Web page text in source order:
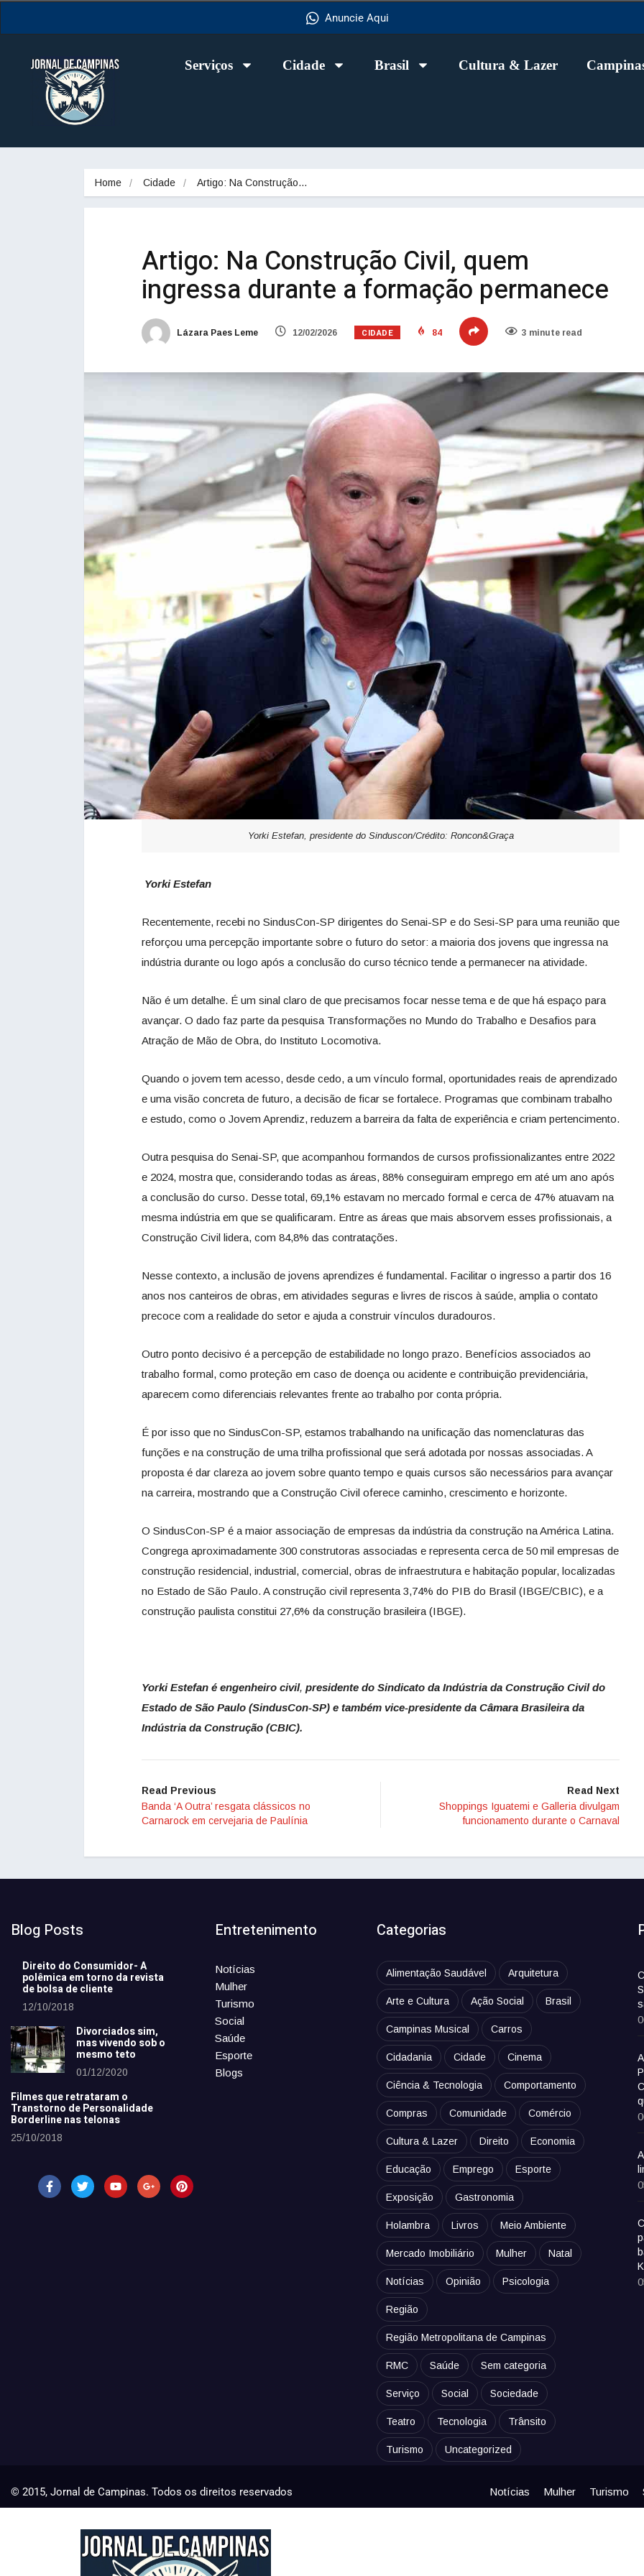
Anuncie Aqui
Serviços Cidade Brasil Cultura & Lazer
Home Cidade Artigo: Na Construção…
Artigo: Na Construção Civil, quem
ingressa durante a formação permanece
Lázara Paes Leme 12/02/2026 CIDADE 84 3 minute read
Yorki Estefan, presidente do Sinduscon/Crédito: Roncon&Graça
Yorki Estefan
Recentemente, recebi no SindusCon-SP dirigentes do Senai-SP e do Sesi-SP para uma reunião que
reforçou uma percepção importante sobre o futuro do setor: a maioria dos jovens que ingressa na
indústria durante ou logo após a conclusão do curso técnico tende a permanecer na atividade.
Não é um detalhe. É um sinal claro de que precisamos focar nesse tema e de que há espaço para
avançar. O dado faz parte da pesquisa Transformações no Mundo do Trabalho e Desafios para
Atração de Mão de Obra, do Instituto Locomotiva.
Quando o jovem tem acesso, desde cedo, a um vínculo formal, oportunidades reais de aprendizado
e uma visão concreta de futuro, a decisão de ficar se fortalece. Programas que combinam trabalho
e estudo, como o Jovem Aprendiz, reduzem a barreira da falta de experiência e criam pertencimento.
Outra pesquisa do Senai-SP, que acompanhou formandos de cursos profissionalizantes entre 2022
e 2024, mostra que, considerando todas as áreas, 88% conseguiram emprego em até um ano após
a conclusão do curso. Desse total, 69,1% estavam no mercado formal e cerca de 47% atuavam na
mesma indústria em que se qualificaram. Entre as áreas que mais absorvem esses profissionais, a
Construção Civil lidera, com 84,8% das contratações.
Nesse contexto, a inclusão de jovens aprendizes é fundamental. Facilitar o ingresso a partir dos 16
anos nos canteiros de obras, em atividades seguras e livres de riscos à saúde, amplia o contato
precoce com a realidade do setor e ajuda a construir vínculos duradouros.
Outro ponto decisivo é a percepção de estabilidade no longo prazo. Benefícios associados ao
trabalho formal, como proteção em caso de doença ou acidente e contribuição previdenciária,
aparecem como diferenciais relevantes frente ao trabalho por conta própria.
É por isso que no SindusCon-SP, estamos trabalhando na unificação das nomenclaturas das
funções e na construção de uma trilha profissional que será adotada por nossas associadas. A
proposta é dar clareza ao jovem sobre quanto tempo e quais cursos são necessários para avançar
na carreira, mostrando que a Construção Civil oferece caminho, crescimento e horizonte.
O SindusCon-SP é a maior associação de empresas da indústria da construção na América Latina.
Congrega aproximadamente 300 construtoras associadas e representa cerca de 50 mil empresas de
construção residencial, industrial, comercial, obras de infraestrutura e habitação popular, localizadas
no Estado de São Paulo. A construção civil representa 3,74% do PIB do Brasil (IBGE/CBIC), e a
construção paulista constitui 27,6% da construção brasileira (IBGE).
Yorki Estefan é engenheiro civil, presidente do Sindicato da Indústria da Construção Civil do
Estado de São Paulo (SindusCon-SP) e também vice-presidente da Câmara Brasileira da
Indústria da Construção (CBIC).
Read Previous
Banda ‘A Outra’ resgata clássicos no
Carnarock em cervejaria de Paulínia
Read Next
Shoppings Iguatemi e Galleria divulgam
funcionamento durante o Carnaval
Blog Posts
Direito do Consumidor- A
polêmica em torno da revista
de bolsa de cliente
12/10/2018
Divorciados sim,
mas vivendo sob o
mesmo teto
01/12/2020
Filmes que retrataram o
Transtorno de Personalidade
Borderline nas telonas
25/10/2018
Entretenimento
Notícias
Mulher
Turismo
Social
Saúde
Esporte
Blogs
Categorias
Alimentação Saudável Arquitetura
Arte e Cultura Ação Social Brasil
Campinas Musical Carros
Cidadania Cidade Cinema
Ciência & Tecnologia Comportamento
Compras Comunidade Comércio
Cultura & Lazer Direito Economia
Educação Emprego Esporte
Exposição Gastronomia
Holambra Livros Meio Ambiente
Mercado Imobiliário Mulher Natal
Notícias Opinião Psicologia
Região
Região Metropolitana de Campinas
RMC Saúde Sem categoria
Serviço Social Sociedade
Teatro Tecnologia Trânsito
Turismo Uncategorized
© 2015, Jornal de Campinas. Todos os direitos reservados Notícias Mulher Turismo